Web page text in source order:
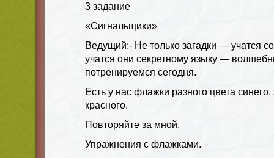
3 задание
«Сигнальщики»
Ведущий:- Не только загадки — учатся
учатся они секретному языку —
потренируемся сегодня.
Есть у нас флажки разного цвета синего,
красного.
Повторяйте за мной.
Упражнения с флажками.